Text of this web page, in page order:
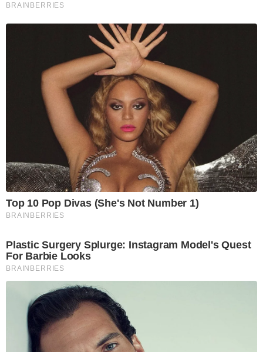
BRAINBERRIES
Top 10 Pop Divas (She's Not Number 1)
BRAINBERRIES
Plastic Surgery Splurge: Instagram Model's Quest
For Barbie Looks
BRAINBERRIES